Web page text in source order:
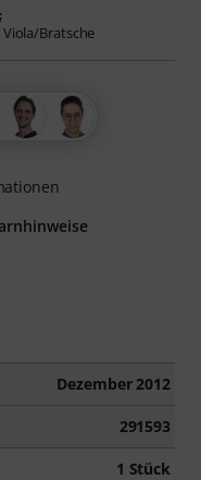
Dezember 2012
291593
1 Stück
Bratsche